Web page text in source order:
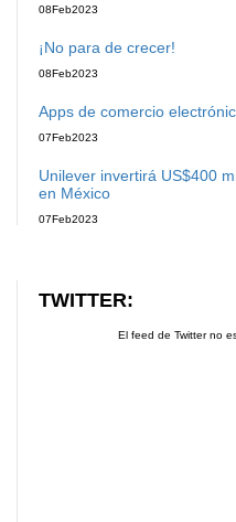
08Feb2023
¡No para de crecer!
08Feb2023
Apps de comercio
07Feb2023
Unilever invertirá US$400
en México
07Feb2023
TWITTER:
El feed de Twitter no